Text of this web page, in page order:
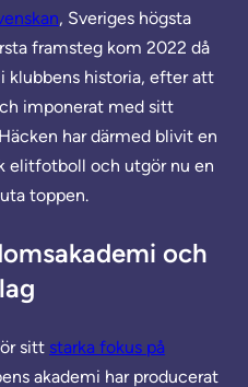
, Sveriges högsta
framsteg kom 2022 då
klubbens historia, efter att
imponerat med sitt
har därmed blivit en
elitfotboll och utgör nu en
toppen.
och
sitt starka fokus på
akademi har producerat